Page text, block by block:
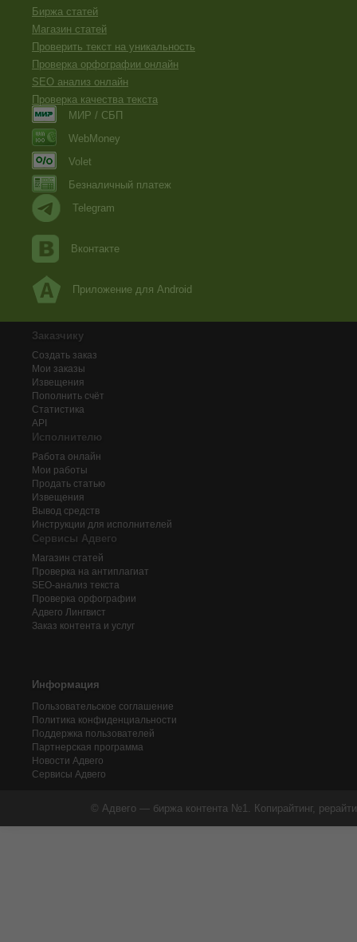
Биржа статей
Магазин статей
Проверить текст на уникальность
Проверка орфографии онлайн
SEO анализ онлайн
Проверка качества текста
МИР / СБП
WebMoney
Volet
Безналичный платеж
Telegram
Вконтакте
Приложение для Android
Заказчику
Создать заказ
Мои заказы
Извещения
Пополнить счёт
Статистика
API
Исполнителю
Работа онлайн
Мои работы
Продать статью
Извещения
Вывод средств
Инструкции для исполнителей
Сервисы Адвего
Магазин статей
Проверка на антиплагиат
SEO-анализ текста
Проверка орфографии
Адвего Лингвист
Заказ контента и услуг
Информация
Пользовательское соглашение
Политика конфиденциальности
Поддержка пользователей
Партнерская программа
Новости Адвего
Сервисы Адвего
© Адвего — биржа контента №1. Копирайтинг,